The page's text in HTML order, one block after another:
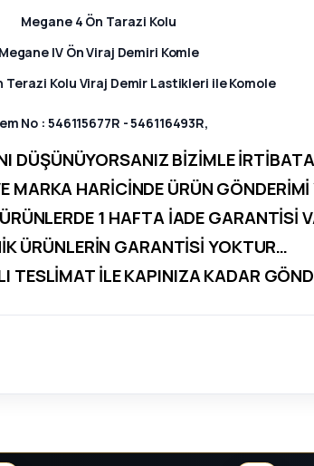
Megane 4 Ön Tarazi Kolu
Megane IV Ön Viraj Demiri Komle
Terazi Kolu Viraj Demir Lastikleri ile Komole
No : 546115677R - 546116493R,
DÜŞÜNÜYORSANIZ BİZİMLE
MARKA HARİCİNDE ÜRÜN
1 HAFTA İADE GARANTİSİ
ÜRÜNLERİN GARANTİSİ YOKTUR…
TESLİMAT İLE KAPINIZA KADAR